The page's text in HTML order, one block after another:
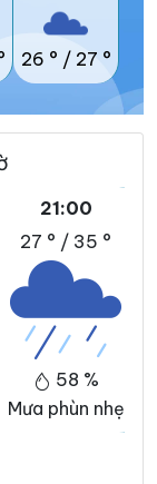
26 ° / 27 °
21:00
27 ° / 35 °
58 %
Mưa phùn nhẹ